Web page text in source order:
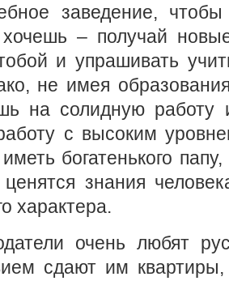
заведение, чтобы
– получай
и упрашивать
не имея
на солидную
с высоким
богатенького папу,
знания
характера.
очень любят
сдают им квартиры,